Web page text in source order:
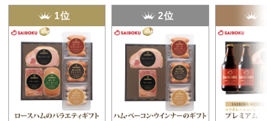
1位 2位